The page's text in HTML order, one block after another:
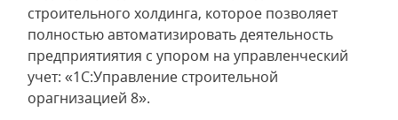
строительного холдинга, которое позволяет
полностью автоматизировать деятельность
предприятиятия с упором на управленческий
учет: «1С:Управление строительной
орагнизацией 8».